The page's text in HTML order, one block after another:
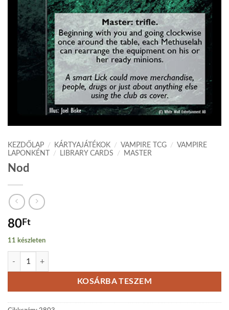
KEZDŐLAP / KÁRTYAJÁTÉKOK / VAMPIRE TCG /
VAMPIRE
LAPONKÉNT
/ LIBRARY CARDS / MASTER
Nod
80Ft
11 készleten
Nod mennyiség
KOSÁRBA TESZEM